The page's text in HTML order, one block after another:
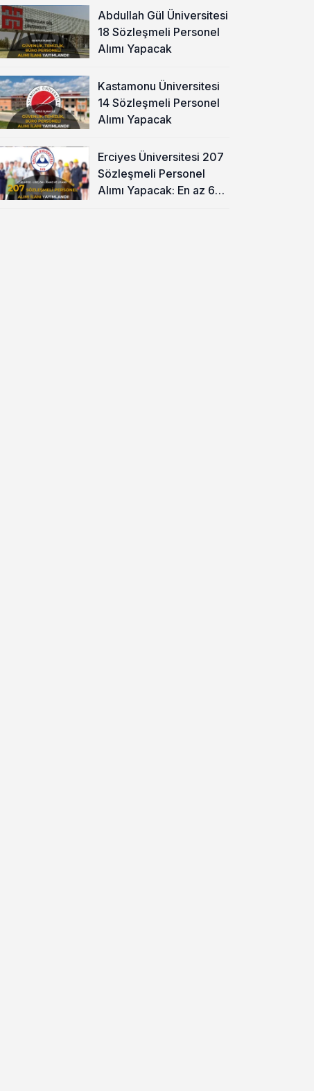
Abdullah Gül Üniversitesi
18 Sözleşmeli Personel
Alımı Yapacak
Kastamonu Üniversitesi
14 Sözleşmeli Personel
Alımı Yapacak
Erciyes Üniversitesi 207
Sözleşmeli Personel
Alımı Yapacak: En az 60